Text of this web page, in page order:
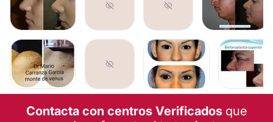
Contacta con centros Verificados que